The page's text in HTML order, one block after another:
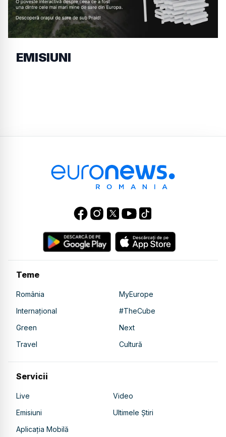
EMISIUNI
Teme
România
MyEurope
Internațional
#TheCube
Green
Next
Travel
Cultură
Servicii
Live
Video
Emisiuni
Ultimele Știri
Aplicația Mobilă